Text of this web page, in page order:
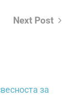
Next Post
зa